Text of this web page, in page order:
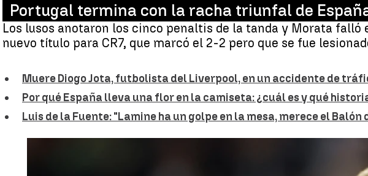
Portugal termina con la racha triunfal de
Los lusos anotaron los cinco penaltis de la tanda y Morata falló
nuevo título para CR7, que marcó el 2-2 pero que se fue
Muere Diogo Jota, futbolista del Liverpool, en un accidente de
Por qué España lleva una flor en la camiseta: ¿cuál es y qué
Luis de la Fuente: "Lamine ha un golpe en la mesa, merece el Balón